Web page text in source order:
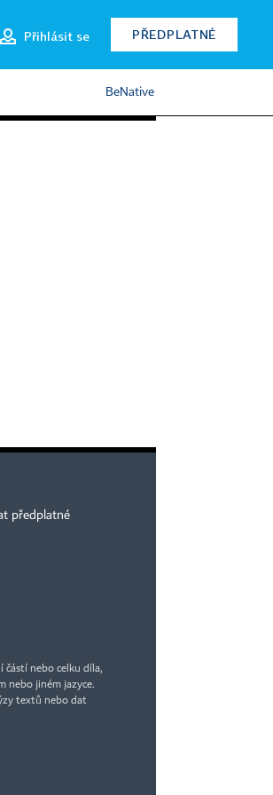
Přihlásit se PŘEDPLATNÉ
BeNative
předplatné
částí nebo celku díla,
nebo jiném jazyce.
textů nebo dat